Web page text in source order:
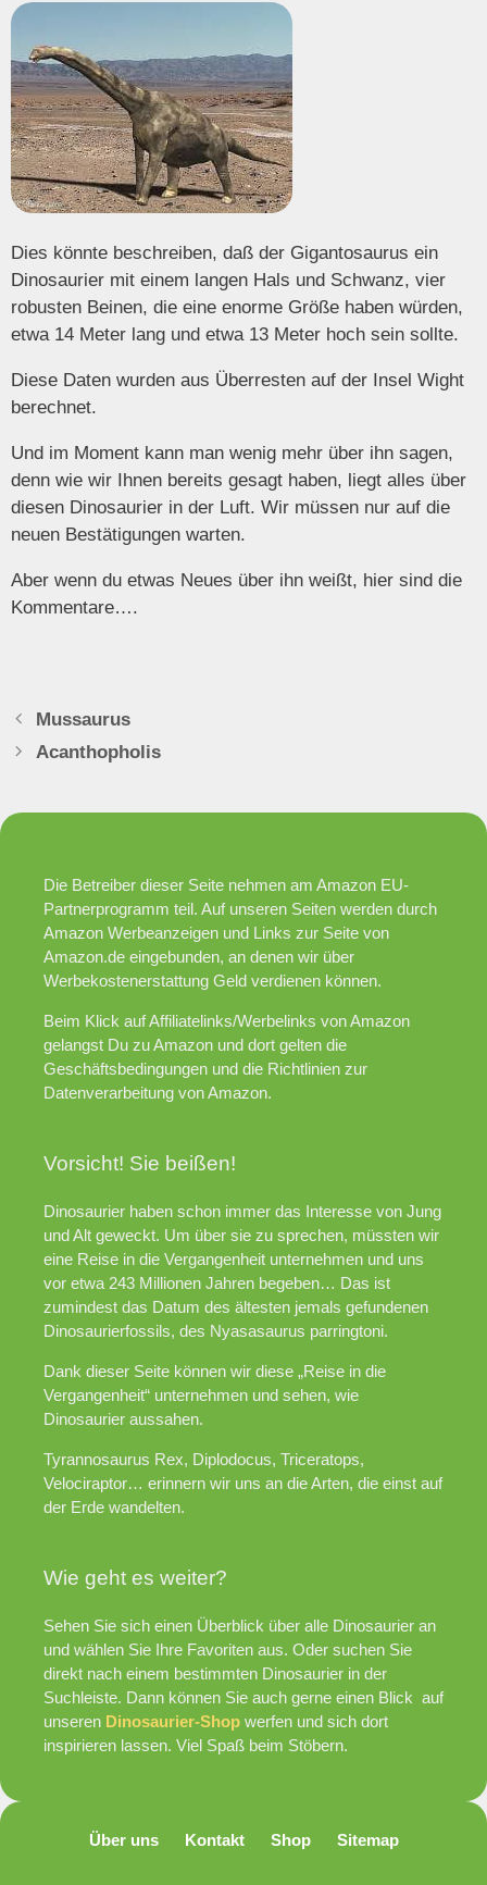
Dies könnte beschreiben, daß der Gigantosaurus ein
Dinosaurier mit einem langen Hals und Schwanz, vier
robusten Beinen, die eine enorme Größe haben würden,
etwa 14 Meter lang und etwa 13 Meter hoch sein sollte.
Diese Daten wurden aus Überresten auf der Insel Wight
berechnet.
Und im Moment kann man wenig mehr über ihn sagen,
denn wie wir Ihnen bereits gesagt haben, liegt alles über
diesen Dinosaurier in der Luft. Wir müssen nur auf die
neuen Bestätigungen warten.
Aber wenn du etwas Neues über ihn weißt, hier sind die
Kommentare….
Mussaurus
Acanthopholis
Die Betreiber dieser Seite nehmen am Amazon EU-
Partnerprogramm teil. Auf unseren Seiten werden durch
Amazon Werbeanzeigen und Links zur Seite von
Amazon.de eingebunden, an denen wir über
Werbekostenerstattung Geld verdienen können.
Beim Klick auf Affiliatelinks/Werbelinks von Amazon
gelangst Du zu Amazon und dort gelten die
Geschäftsbedingungen und die Richtlinien zur
Datenverarbeitung von Amazon.
Vorsicht! Sie beißen!
Dinosaurier haben schon immer das Interesse von Jung
und Alt geweckt. Um über sie zu sprechen, müssten wir
eine Reise in die Vergangenheit unternehmen und uns
vor etwa 243 Millionen Jahren begeben… Das ist
zumindest das Datum des ältesten jemals gefundenen
Dinosaurierfossils, des Nyasasaurus parringtoni.
Dank dieser Seite können wir diese „Reise in die
Vergangenheit“ unternehmen und sehen, wie
Dinosaurier aussahen.
Tyrannosaurus Rex, Diplodocus, Triceratops,
Velociraptor… erinnern wir uns an die Arten, die einst auf
der Erde wandelten.
Wie geht es weiter?
Sehen Sie sich einen Überblick über alle Dinosaurier an
und wählen Sie Ihre Favoriten aus. Oder suchen Sie
direkt nach einem bestimmten Dinosaurier in der
Suchleiste. Dann können Sie auch gerne einen Blick auf
unseren Dinosaurier-Shop werfen und sich dort
inspirieren lassen. Viel Spaß beim Stöbern.
Über uns Kontakt Shop Sitemap